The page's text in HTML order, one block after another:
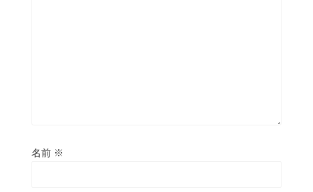
名前 ※